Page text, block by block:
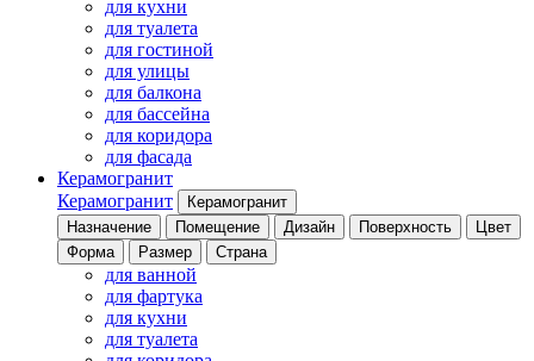
для кухни
для туалета
для гостиной
для улицы
для балкона
для бассейна
для коридора
для фасада
Керамогранит
Керамогранит
Керамогранит
Назначение
Помещение Дизайн Поверхность
Цвет
Форма
Размер Страна
для ванной
для фартука
для кухни
для туалета